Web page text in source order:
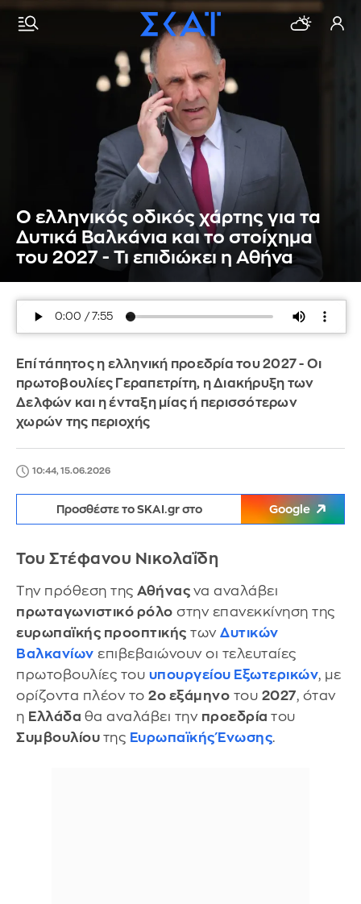
Ο ελληνικός οδικός χάρτης για τα
Δυτικά Βαλκάνια και το στοίχημα
του 2027 - Τι επιδιώκει η Αθήνα
Επί τάπητος η ελληνική προεδρία του 2027 - Οι
πρωτοβουλίες Γεραπετρίτη, η Διακήρυξη των
Δελφών και η ένταξη μίας ή περισσότερων
χωρών της περιοχής
10:44, 15.06.2026
Προσθέστε το SKAI.gr στο Google
Του Στέφανου Νικολαΐδη
Την πρόθεση της Αθήνας να αναλάβει
πρωταγωνιστικό ρόλο στην επανεκκίνηση της
ευρωπαϊκής προοπτικής των Δυτικών
Βαλκανίων επιβεβαιώνουν οι τελευταίες
πρωτοβουλίες του υπουργείου Εξωτερικών, με
ορίζοντα πλέον το 2ο εξάμηνο του 2027, όταν
η Ελλάδα θα αναλάβει την προεδρία του
Συμβουλίου της Ευρωπαϊκής Ένωσης.